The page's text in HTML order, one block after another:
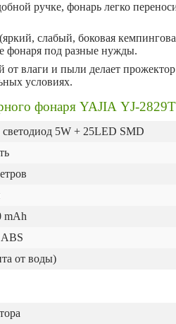
ручке, фонарь легко
слабый, боковая
фонаря под разные нужды.
влаги и пыли делает
условиях.
фонаря YAJIA YJ-
5W + 25LED SMD
mAh
от воды)